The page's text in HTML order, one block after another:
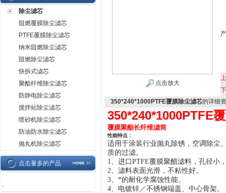
除尘滤芯
阻燃覆膜除尘滤芯
PTFE覆膜除尘滤芯
纳米阻燃除尘滤芯
阻燃除尘滤芯
快拆式滤芯
聚酯纤维除尘滤芯
防静电除尘滤芯
搅拌站除尘滤芯
喷砂机除尘滤芯
防油防水除尘滤芯
抛丸机除尘滤芯
点击量多的产品
·
点击放大
350*240*1000PTFE覆膜除尘滤芯的详细
350*240*1000PTFE
覆膜聚酯长纤维滤筒
性能特点：
适用于涂装行业抛丸除锈，空调除尘
质的过滤。
1、进口PTFE覆膜聚醋滤料，孔径小
2、滤料表面光滑，不粘性好。
3、 *的耐化学腐蚀性能。
4、电镀锌／不锈钢端盖、中心骨架。